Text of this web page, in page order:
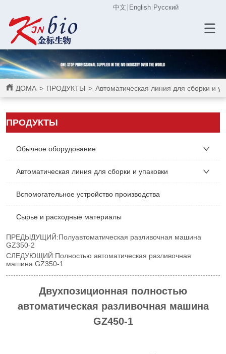
中文 English Русский
ДОМА > ПРОДУКТЫ > Автоматическая линия для сборки и
ПРОДУКТЫ
Обычное оборудование
Автоматическая линия для сборки и упаковки
Вспомогательное устройство производства
Сырье и расходные материалы
ПРЕДЫДУЩИЙ:Полуавтоматическая разливочная машина
GZ350-2
СЛЕДУЮЩИЙ:Полностью автоматическая разливочная
машина GZ350-1
Двухпозиционная полностью
автоматическая разливочная машина
GZ450-1